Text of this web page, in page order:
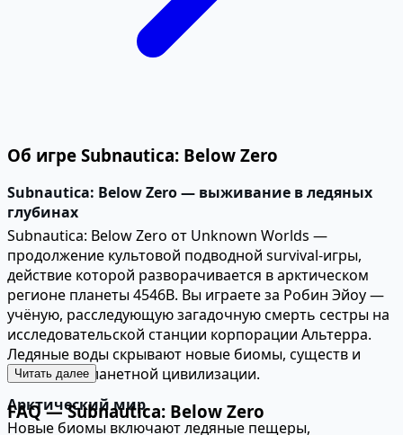
Об игре Subnautica: Below Zero
Subnautica: Below Zero — выживание в ледяных
глубинах
Subnautica: Below Zero от Unknown Worlds —
продолжение культовой подводной survival-игры,
действие которой разворачивается в арктическом
регионе планеты 4546B. Вы играете за Робин Эйоу —
учёную, расследующую загадочную смерть сестры на
исследовательской станции корпорации Альтерра.
Ледяные воды скрывают новые биомы, существ и
тайны инопланетной цивилизации.
Арктический мир
Новые биомы включают ледяные пещеры,
Читать далее
FAQ — Subnautica: Below Zero